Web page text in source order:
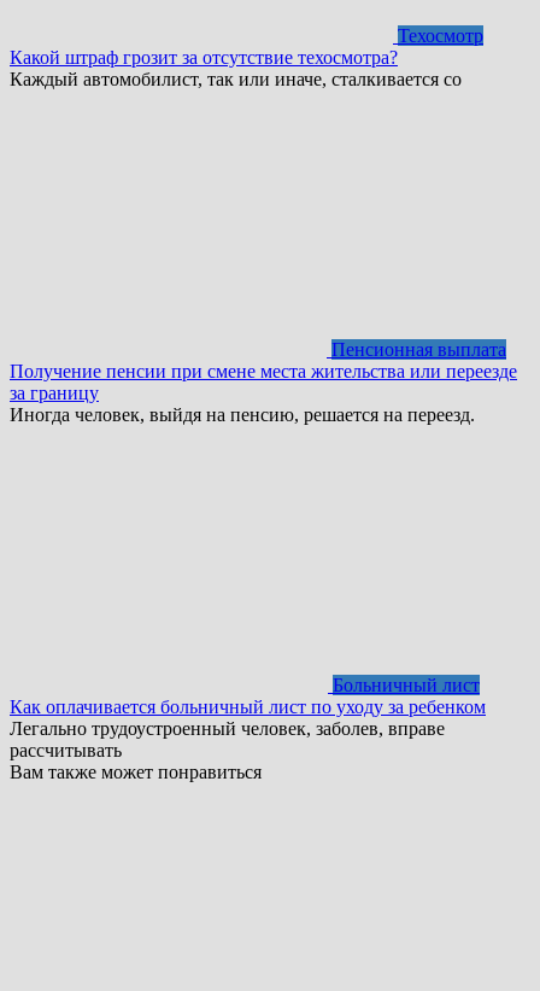
Техосмотр
Какой штраф грозит за отсутствие техосмотра?
Каждый автомобилист, так или иначе, сталкивается со
Пенсионная выплата
Получение пенсии при смене места жительства или переезде
за границу
Иногда человек, выйдя на пенсию, решается на переезд.
Больничный лист
Как оплачивается больничный лист по уходу за ребенком
Легально трудоустроенный человек, заболев, вправе
рассчитывать
Вам также может понравиться